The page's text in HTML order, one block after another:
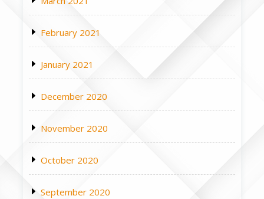
February 2021
January 2021
December 2020
November 2020
October 2020
September 2020